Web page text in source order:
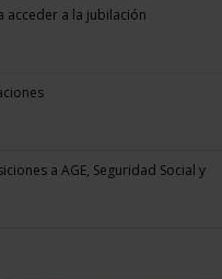
acceder a la jubilación
a AGE, Seguridad Social y